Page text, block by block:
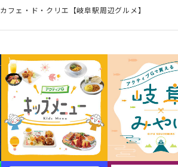
カフェ・ド・クリエ【岐阜駅周辺グルメ】